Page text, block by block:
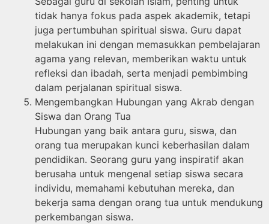
tidak hanya fokus pada aspek akademik, tetapi
juga pertumbuhan spiritual siswa. Guru dapat
melakukan ini dengan memasukkan pembelajaran
agama yang relevan, memberikan waktu untuk
refleksi dan ibadah, serta menjadi pembimbing
dalam perjalanan spiritual siswa.
Mengembangkan Hubungan yang Akrab dengan
Siswa dan Orang Tua
Hubungan yang baik antara guru, siswa, dan
orang tua merupakan kunci keberhasilan dalam
pendidikan. Seorang guru yang inspiratif akan
berusaha untuk mengenal setiap siswa secara
individu, memahami kebutuhan mereka, dan
bekerja sama dengan orang tua untuk mendukung
perkembangan siswa.